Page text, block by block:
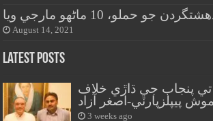
حملو، 10 ماڻهو مارجي ويا
August 14, 2021
Latest Posts
پنجاب جي ڌاڙي خلاف
پيپلزپارٽي-اصغر آزاد
3 weeks ago